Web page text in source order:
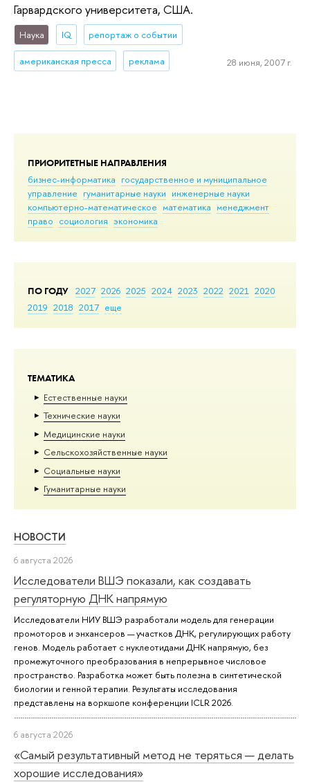
ПРИОРИТЕТНЫЕ НАПРАВЛЕНИЯ
бизнес-информатика государственное и муниципальное
управление гуманитарные науки инженерные науки
компьютерно-математическое математика менеджмент
право социология экономика
ПО ГОДУ 2027 2026 2025 2024 2023 2022 2021 2020
2019 2018 2017 еще
ТЕМАТИКА
Естественные науки
Тех­ничес­кие науки
Медицинские науки
Сельскохозяйственные науки
Социальные науки
Гуманитарные науки
НОВОСТИ
6 августа 2026
Исследователи ВШЭ показали, как создавать
регуляторную ДНК напрямую
Исследователи НИУ ВШЭ разработали модель для генерации
промоторов и энхансеров — участков ДНК, регулирующих работу
генов. Модель работает с нуклеотидами ДНК напрямую, без
промежуточного преобразования в непрерывное числовое
пространство. Разработка может быть полезна в синтетической
биологии и генной терапии. Результаты исследования
представлены на воркшопе конференции ICLR 2026.
6 августа 2026
«Самый результативный метод не теряться — делать
хорошие исследования»
Гарвардского университета, США.
Наука IQ репортаж о событии
американская пресса реклама 28 июня, 2007 г.